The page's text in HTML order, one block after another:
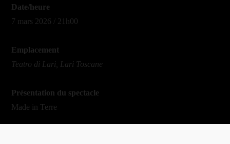
Date/heure
7 mars 2026 / 21h00
Emplacement
Teatro di Lari, Lari Toscane
Présentation du spectacle
Made in Terre